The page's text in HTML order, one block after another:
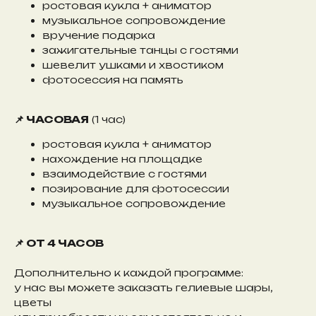
ростовая кукла + аниматор
музыкальное сопровождение
вручение подарка
зажигательные танцы с гостями
шевелит ушками и хвостиком
фотосессия на память
📌 ЧАСОВАЯ (1 час)
ростовая кукла + аниматор
нахождение на площадке
взаимодействие с гостями
позирование для фотосессии
музыкальное сопровождение
📌 ОТ 4 ЧАСОВ
Дополнительно к каждой программе:
у нас вы можете заказать гелиевые шары,
цветы